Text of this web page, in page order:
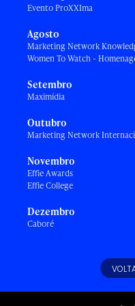
Evento ProXXIma
Agosto
Marketing Network
Women To Watch -
Setembro
Maximídia
Outubro
Marketing Network
Novembro
Effie Awards
Effie College
Dezembro
Caboré